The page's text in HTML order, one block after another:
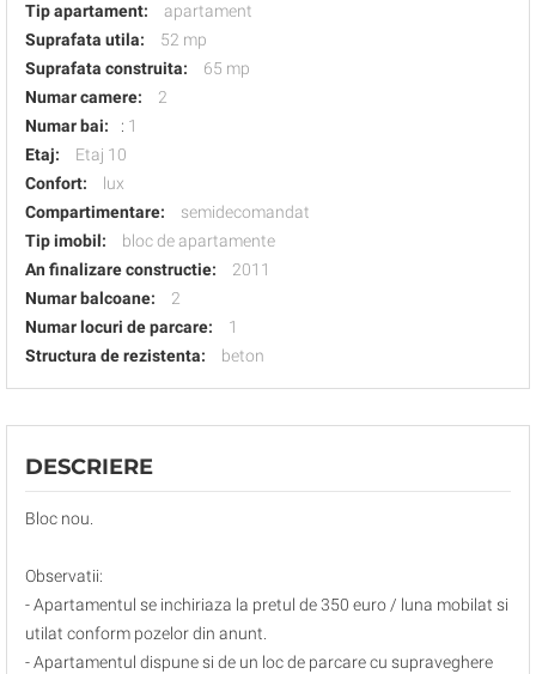
Tip apartament:
apartament
Suprafata utila:
52 mp
Suprafata construita:
65 mp
Numar camere:
2
Numar bai:
: 1
Etaj:
Etaj 10
Confort:
lux
Compartimentare:
semidecomandat
Tip imobil:
bloc de apartamente
An finalizare constructie:
2011
Numar balcoane:
2
Numar locuri de parcare:
1
Structura de rezistenta:
beton
DESCRIERE
Bloc nou.
Observatii:
- Apartamentul se inchiriaza la pretul de 350 euro / luna mobilat si
utilat conform pozelor din anunt.
- Apartamentul dispune si de un loc de parcare cu supraveghere